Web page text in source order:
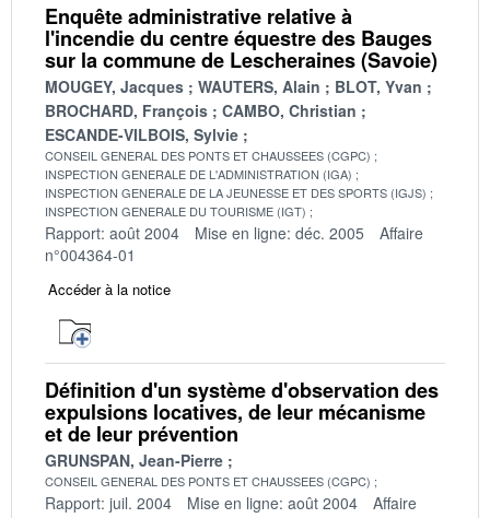
Enquête administrative relative à
l'incendie du centre équestre des Bauges
sur la commune de Lescheraines (Savoie)
MOUGEY, Jacques WAUTERS, Alain
BLOT, Yvan
BROCHARD, François
CAMBO, Christian
ESCANDE-VILBOIS, Sylvie
CONSEIL GENERAL DES PONTS ET CHAUSSEES (CGPC)
INSPECTION GENERALE DE L'ADMINISTRATION (IGA)
INSPECTION GENERALE DE LA JEUNESSE ET DES SPORTS (IGJS)
INSPECTION GENERALE DU TOURISME (IGT)
Rapport: août 2004 Mise en ligne: déc. 2005
Affaire
n°004364-01
Accéder à la notice
Définition d'un système d'observation des
expulsions locatives, de leur mécanisme
et de leur prévention
GRUNSPAN, Jean-Pierre
CONSEIL GENERAL DES PONTS ET CHAUSSEES (CGPC)
Rapport: juil. 2004 Mise en ligne: août 2004
Affaire